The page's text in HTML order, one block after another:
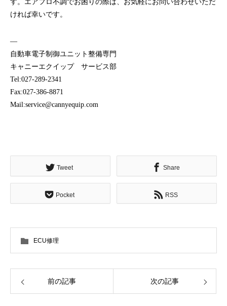
す。エアフロ不調でお困りの際は、お気軽にお問い合わせいただ
ければ幸いです。
—
自動車電子制御ユニット整備専門
キャニーエクイップ サービス部
Tel:027-289-2341
Fax:027-386-8871
Mail:service@cannyequip.com
Tweet Share
Pocket RSS
ECU修理
前の記事 次の記事